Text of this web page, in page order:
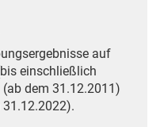
auf
einschließlich
dem 31.12.2011)